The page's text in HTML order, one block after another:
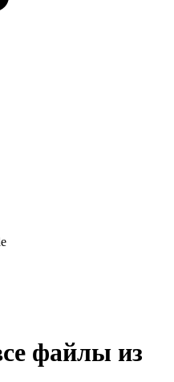
файлы из